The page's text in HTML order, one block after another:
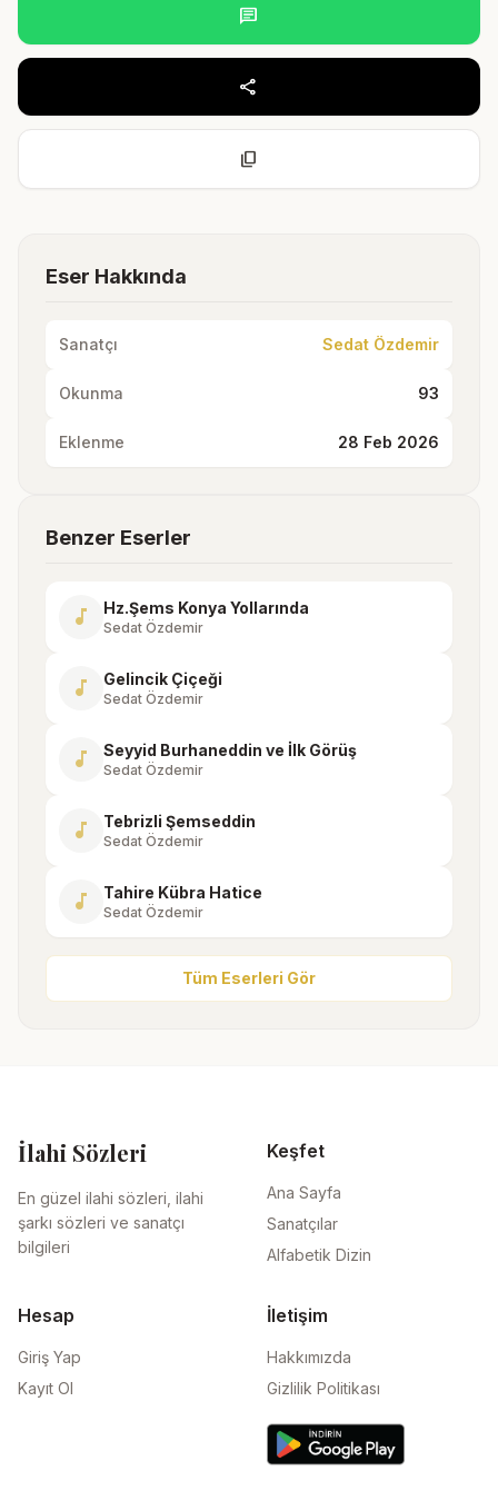
chat
share
content_copy
Eser Hakkında
Sanatçı Sedat Özdemir
Okunma 93
Eklenme 28 Feb 2026
Benzer Eserler
music_note Hz.Şems Konya Yollarında
Sedat Özdemir
music_note Gelincik Çiçeği
Sedat Özdemir
music_note Seyyid Burhaneddin ve İlk Görüş
Sedat Özdemir
music_note Tebrizli Şemseddin
Sedat Özdemir
music_note Tahire Kübra Hatice
Sedat Özdemir
Tüm Eserleri Gör
İlahi Sözleri
En güzel ilahi sözleri, ilahi
şarkı sözleri ve sanatçı
bilgileri
Keşfet
Ana Sayfa
Sanatçılar
Alfabetik Dizin
Hesap
Giriş Yap
Kayıt Ol
İletişim
Hakkımızda
Gizlilik Politikası